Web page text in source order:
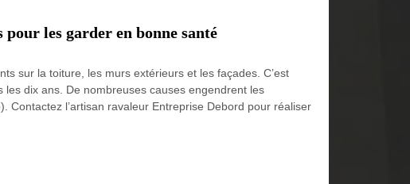
les garder en bonne santé
sur la toiture, les murs extérieurs et les façades. C’est
les dix ans. De nombreuses causes engendrent les
Contactez l’artisan ravaleur Entreprise Debord pour réaliser